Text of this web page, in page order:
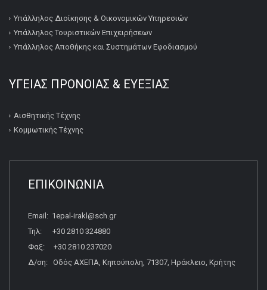
Υπάλληλος Διοίκησης & Οικονομικών Υπηρεσιών
Υπάλληλος Τουριστικών Επιχειρήσεων
Υπάλληλος Αποθήκης και Συστημάτων Εφοδιασμού
ΥΓΕΙΑΣ ΠΡΟΝΟΙΑΣ & ΕΥΕΞΙΑΣ
Αισθητικής Τέχνης
Κομμωτικής Τέχνης
ΕΠΙΚΟΙΝΩΝΙΑ
Email: 1epal-irakl@sch.gr
Τηλ: +30 2810 324880
Φαξ: +30 2810 237020
Δ/ση: Οδός ΑΧΕΠΑ, Κηπούπολη, 71307, Ηράκλειο, Κρήτης